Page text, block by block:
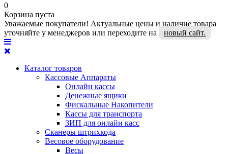
0
Корзина пуста
Уважаемые покупатели! Актуальные цены и наличие товара
уточняйте у менеджеров или переходите на
новый сайт.
Каталог товаров
Кассовые Аппараты
Онлайн кассы
Денежные ящики
Фискальные Накопители
Кассы для транспорта
ЗИП для онлайн касс
Сканеры штрихкода
Весовое оборудование
Весы